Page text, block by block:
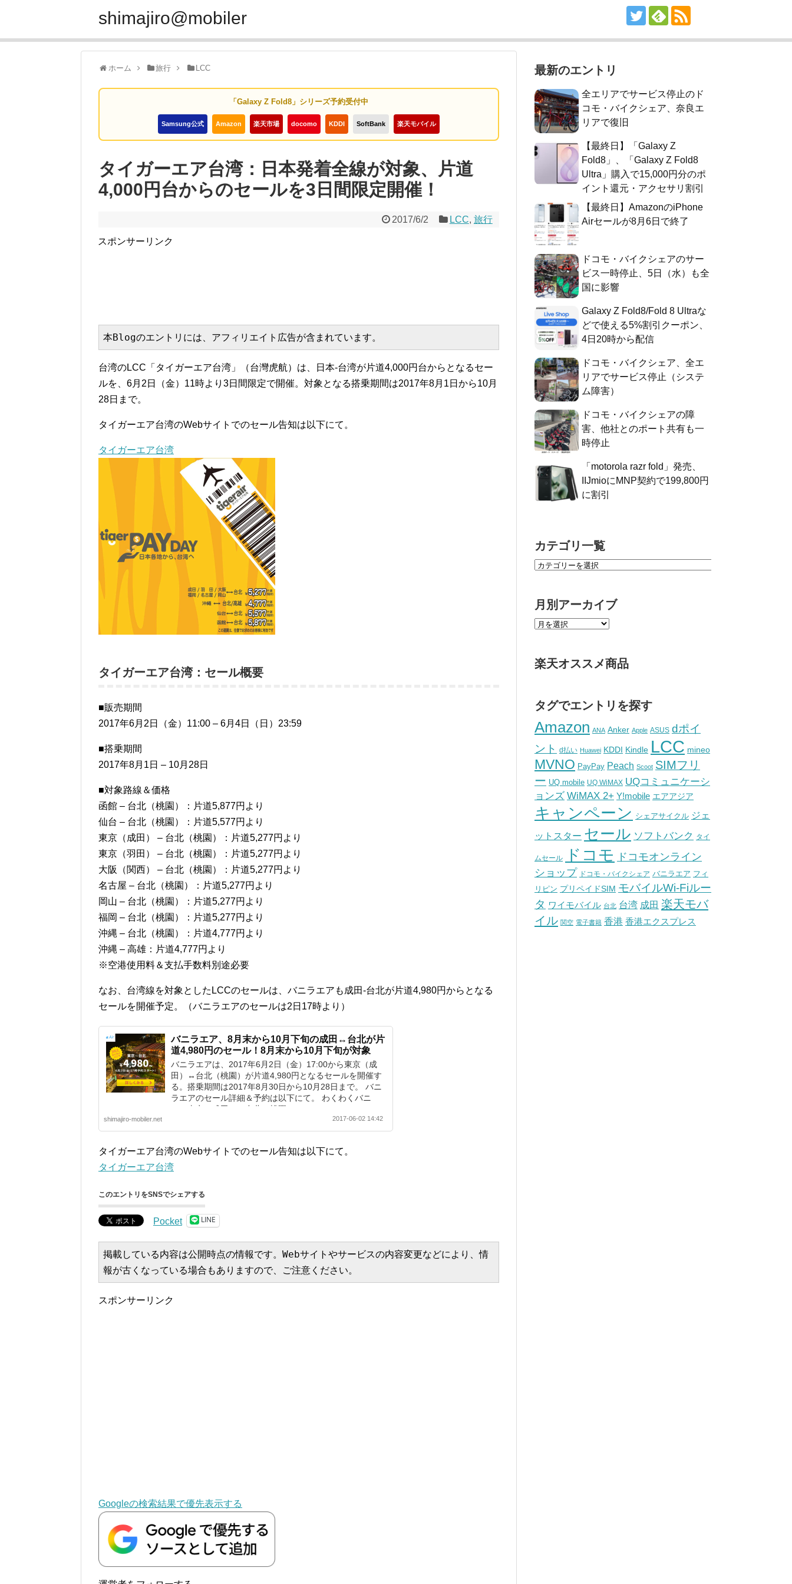
shimajiro@mobiler
ホーム 旅行 LCC
「Galaxy Z Fold8」シリーズ予約受付中
Samsung公式 Amazon 楽天市場 docomo KDDI SoftBank 楽天モバイル
タイガーエア台湾：日本発着全線が対象、片道
4,000円台からのセールを3日間限定開催！
2017/6/2 LCC, 旅行
スポンサーリンク
本Blogのエントリには、アフィリエイト広告が含まれています。
台湾のLCC「タイガーエア台湾」（台灣虎航）は、日本-台湾が片道4,000円台からとなるセー
ルを、6月2日（金）11時より3日間限定で開催。対象となる搭乗期間は2017年8月1日から10月
28日まで。
タイガーエア台湾のWebサイトでのセール告知は以下にて。
タイガーエア台湾
タイガーエア台湾：セール概要
■販売期間
2017年6月2日（金）11:00 – 6月4日（日）23:59
■搭乗期間
2017年8月1日 – 10月28日
■対象路線＆価格
函館 – 台北（桃園）：片道5,877円より
仙台 – 台北（桃園）：片道5,577円より
東京（成田） – 台北（桃園）：片道5,277円より
東京（羽田） – 台北（桃園）：片道5,277円より
大阪（関西） – 台北（桃園）：片道5,277円より
名古屋 – 台北（桃園）：片道5,277円より
岡山 – 台北（桃園）：片道5,277円より
福岡 – 台北（桃園）：片道5,277円より
沖縄 – 台北（桃園）：片道4,777円より
沖縄 – 高雄：片道4,777円より
※空港使用料＆支払手数料別途必要
なお、台湾線を対象としたLCCのセールは、バニラエアも成田-台北が片道4,980円からとなる
セールを開催予定。（バニラエアのセールは2日17時より）
バニラエア、8月末から10月下旬の成田↔台北が片
道4,980円のセール！8月末から10月下旬が対象
バニラエアは、2017年6月2日（金）17:00から東京（成
田）↔台北（桃園）が片道4,980円となるセールを開催す
る。搭乗期間は2017年8月30日から10月28日まで。 バニ
ラエアのセール詳細＆予約は以下にて。 わくわくバニ
ラ 東京（成田）＝台北（桃園） セール セー...
shimajiro-mobiler.net 2017-06-02 14:42
タイガーエア台湾のWebサイトでのセール告知は以下にて。
タイガーエア台湾
このエントリをSNSでシェアする
Pocket LINE
掲載している内容は公開時点の情報です。Webサイトやサービスの内容変更などにより、情
報が古くなっている場合もありますので、ご注意ください。
スポンサーリンク
Googleの検索結果で優先表示する
最新のエントリ
全エリアでサービス停止のド
コモ・バイクシェア、奈良エ
リアで復旧
【最終日】「Galaxy Z
Fold8」、「Galaxy Z Fold8
Ultra」購入で15,000円分のポ
イント還元・アクセサリ割引
【最終日】AmazonのiPhone
Airセールが8月6日で終了
ドコモ・バイクシェアのサー
ビス一時停止、5日（水）も全
国に影響
Galaxy Z Fold8/Fold 8 Ultraな
どで使える5%割引クーポン、
4日20時から配信
ドコモ・バイクシェア、全エ
リアでサービス停止（システ
ム障害）
ドコモ・バイクシェアの障
害、他社とのポート共有も一
時停止
「motorola razr fold」発売、
IIJmioにMNP契約で199,800円
に割引
カテゴリ一覧
月別アーカイブ
楽天オススメ商品
タグでエントリを探す
Amazon ANA Anker Apple ASUS dポイ
ント
d払い Huawei KDDI Kindle LCC mineo
MVNO PayPay Peach Scoot SIMフリ
ー UQ mobile UQ WiMAX UQコミュニケーシ
ョンズ WiMAX 2+ Y!mobile エアアジア
キャンペーン シェアサイクル ジェ
ットスター セール ソフトバンク タイ
ムセール ドコモ
ドコモオンライン
ショップ ドコモ・バイクシェア バニラエア フィ
リピン プリペイドSIM モバイルWi-Fiルー
タ ワイモバイル 台北 台湾 成田 楽天モバ
イル 関空 電子書籍 香港 香港エクスプレス